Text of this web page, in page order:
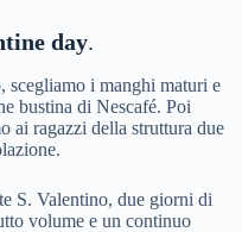
day.
scegliamo i manghi maturi e
bustina di Nescafé. Poi
ai ragazzi della struttura due
S. Valentino, due giorni di
volume e un continuo